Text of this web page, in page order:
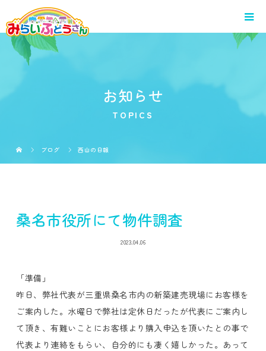
お知らせ
TOPICS
ブログ 西山の日報
桑名市役所にて物件調査
2023.04.06
「準備」
昨日、弊社代表が三重県桑名市内の新築建売現場にお客様を
ご案内した。水曜日で弊社は定休日だったが代表にご案内し
て頂き、有難いことにお客様より購入申込を頂いたとの事で
代表より連絡をもらい、自分的にも凄く嬉しかった。あって